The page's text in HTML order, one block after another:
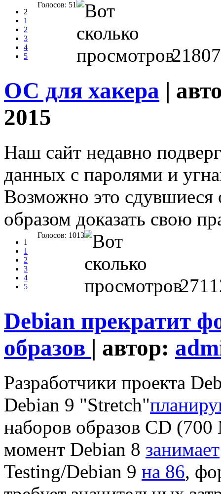
2
1
2
3
4
5
Голосов: 51
21807
ОС для хакера |
2015
Наш сайт недавно
данных с паролями и
Возможно это
образом доказать свою
1
1
2
3
4
5
Голосов: 1013
Debian прекратит
образов | автор:
Разработчики проекта
Debian 9 "Stretch"
наборов образов CD
момент Debian 8 занимает
Testing/Debian 9 на 86,